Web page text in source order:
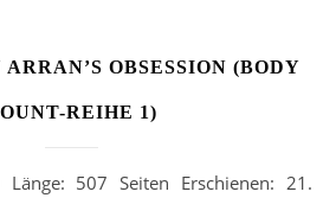
OBSESSION (BODY
REIHE 1)